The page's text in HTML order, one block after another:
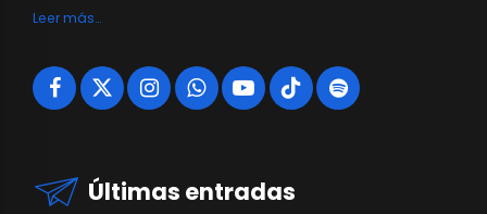
Leer más…
Últimas entradas